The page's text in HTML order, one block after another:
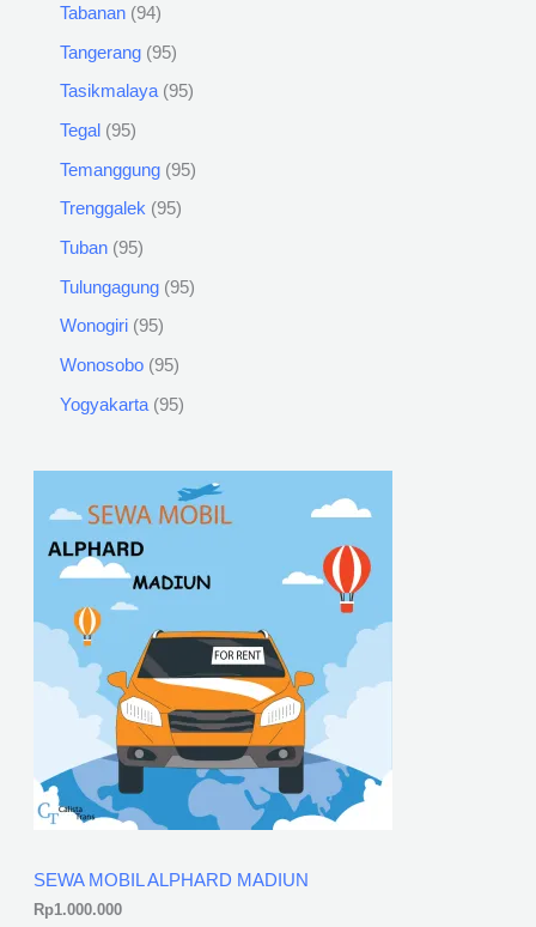
Tabanan 94
Tangerang 95
Tasikmalaya 95
Tegal 95
Temanggung 95
Trenggalek 95
Tuban 95
Tulungagung 95
Wonogiri 95
Wonosobo 95
Yogyakarta 95
SEWA MOBIL ALPHARD MADIUN
Rp1.000.000